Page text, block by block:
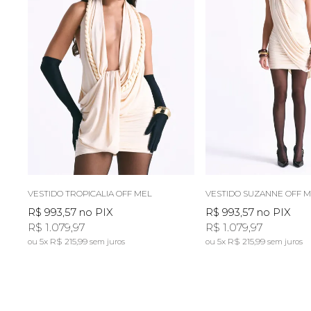
VESTIDO TROPICALIA OFF MEL
R$ 993,57 no PIX
R$ 1.079,97
5x R$ 215,99 sem juros
VESTIDO SUZANNE OFF
R$ 993,57 no PIX
R$ 1.079,97
5x R$ 215,99 sem juros